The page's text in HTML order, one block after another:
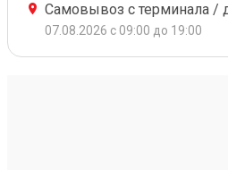
Самовывоз с терминала /
07.08.2026 с 09:00 до 19:00